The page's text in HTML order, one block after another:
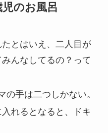
児のお風呂
とはいえ、二人目が
んなしてるの？って
の手は二つしかない。
れるとなると、ドキ